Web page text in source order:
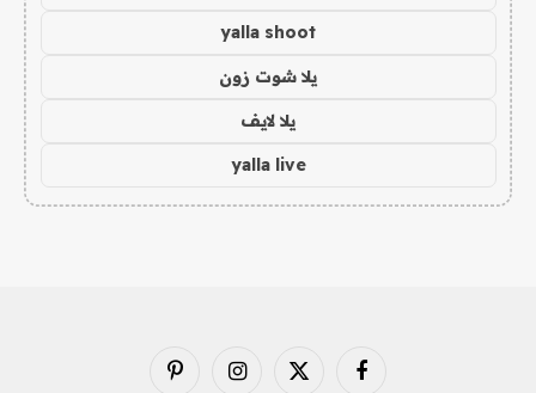
yalla shoot
يلا شوت زون
يلا لايف
yalla live
فيسبوك X الانستغرامبينتيريست